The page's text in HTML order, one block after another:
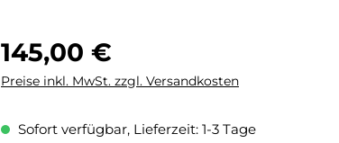
Regulärer Preis:
145,00 €
Preise inkl. MwSt. zzgl. Versandkosten
Sofort verfügbar, Lieferzeit: 1-3 Tage